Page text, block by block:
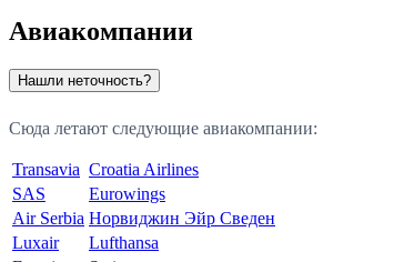
Авиакомпании
Нашли неточность?
Сюда летают следующие авиакомпании:
Transavia Croatia Airlines
SAS
Eurowings
Air Serbia Норвиджин Эйр Сведен
Luxair
Lufthansa